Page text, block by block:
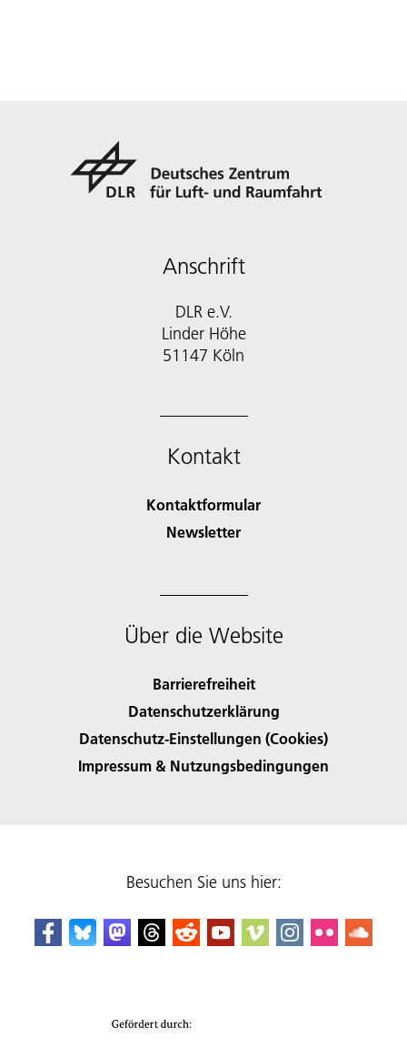
Anschrift
DLR e.V.
Linder Höhe
51147 Köln
Kontakt
Kontaktformular
Newsletter
Über die Website
Barrierefreiheit
Datenschutzerklärung
Datenschutz-Einstellungen (Cookies)
Impressum & Nutzungsbedingungen
Besuchen Sie uns hier: